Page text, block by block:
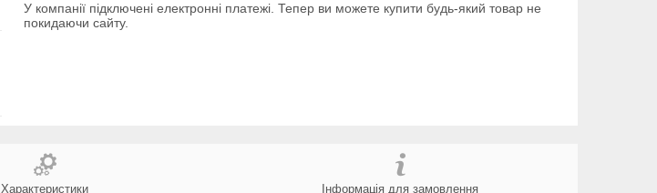
У компанії підключені електронні платежі. Тепер ви можете купити будь-який товар не
покидаючи сайту.
Характеристики Інформація для замовлення